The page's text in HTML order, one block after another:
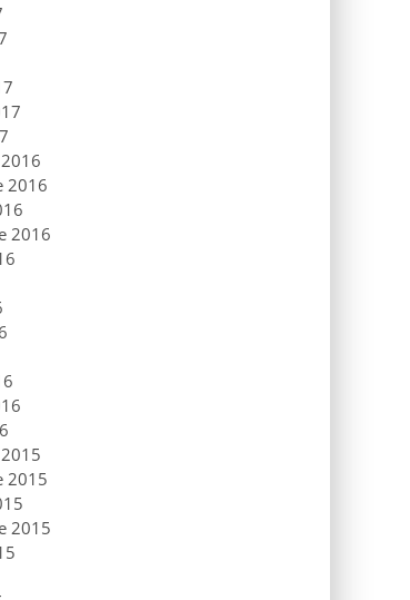
2016
2016
2015
2015